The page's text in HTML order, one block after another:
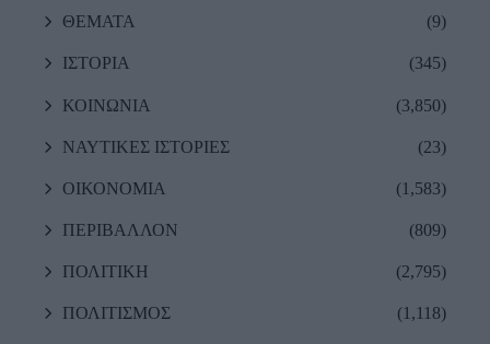
ΘΕΜΑΤΑ (9)
ΙΣΤΟΡΙΑ (345)
ΚΟΙΝΩΝΙΑ (3,850)
ΝΑΥΤΙΚΕΣ ΙΣΤΟΡΙΕΣ (23)
ΟΙΚΟΝΟΜΙΑ (1,583)
ΠΕΡΙΒΑΛΛΟΝ (809)
ΠΟΛΙΤΙΚΗ (2,795)
ΠΟΛΙΤΙΣΜΟΣ (1,118)